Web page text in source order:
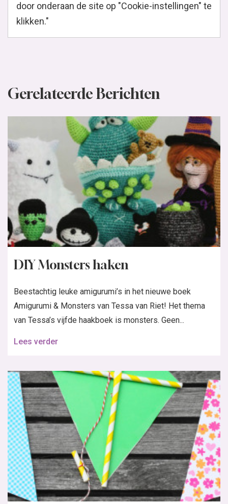
door onderaan de site op "Cookie-instellingen" te
klikken."
Gerelateerde Berichten
DIY Monsters haken
Beestachtig leuke amigurumi’s in het nieuwe boek
Amigurumi & Monsters van Tessa van Riet! Het thema
van Tessa’s vijfde haakboek is monsters. Geen...
Lees verder